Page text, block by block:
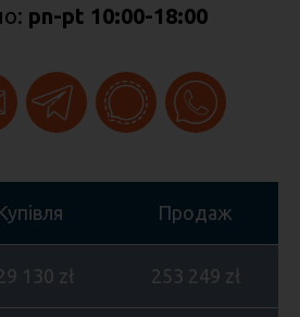
Продаж
130 zł 253 249 zł
pn-pt 10:00-18:00